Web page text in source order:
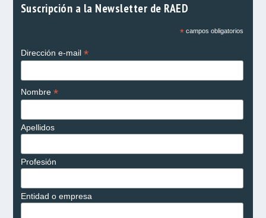
Suscripción a la Newsletter de RAED
*campos obligatorios
Dirección e-mail *
Nombre *
Apellidos
Profesión
Entidad o empresa